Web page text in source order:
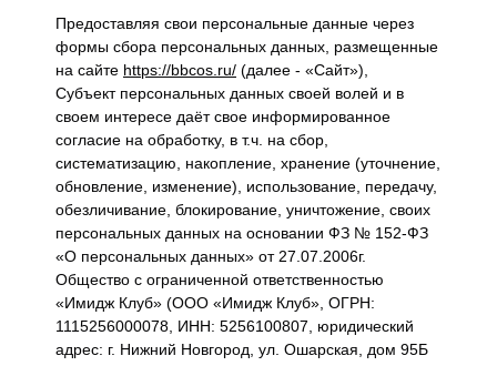
Предоставляя свои персональные данные через
формы сбора персональных данных, размещенные
на сайте https://bbcos.ru/ (далее - «Сайт»),
Субъект персональных данных своей волей и в
своем интересе даёт свое информированное
согласие на обработку, в т.ч. на сбор,
систематизацию, накопление, хранение (уточнение,
обновление, изменение), использование, передачу,
обезличивание, блокирование, уничтожение, своих
персональных данных на основании ФЗ № 152-ФЗ
«О персональных данных» от 27.07.2006г.
Общество с ограниченной ответственностью
«Имидж Клуб» (ООО «Имидж Клуб», ОГРН:
1115256000078, ИНН: 5256100807, юридический
адрес: г. Нижний Новгород, ул. Ошарская, дом 95Б